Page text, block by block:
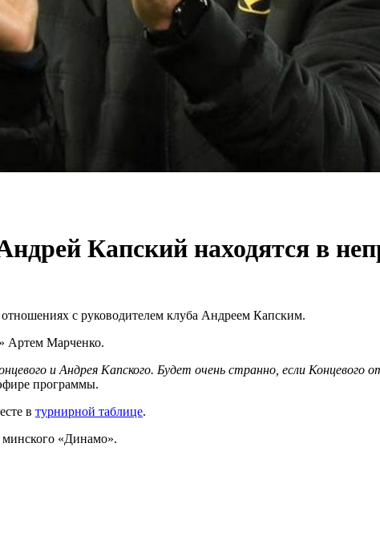
Капский находятся в
с руководителем клуба Андреем Капским.
Артем Марченко.
и Андрея Капского. Будет очень странно, если
программы.
в турнирной таблице.
минского «Динамо».